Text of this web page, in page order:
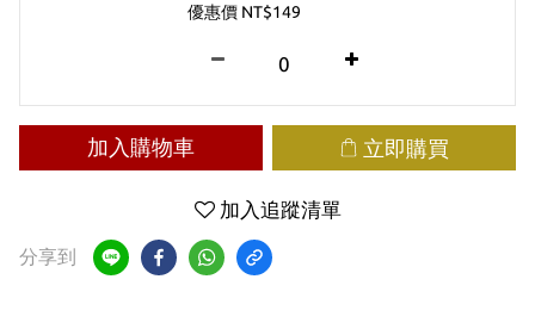
優惠價 NT$149
加入購物車 立即購買
加入追蹤清單
分享到